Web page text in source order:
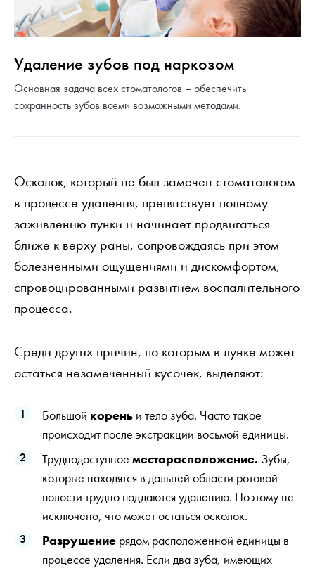
Удаление зубов под наркозом
Основная задача всех стоматологов – обеспечить
сохранность зубов всеми возможными методами.
Осколок, который не был замечен стоматологом
в процессе удаления, препятствует полному
заживлению лунки и начинает продвигаться
ближе к верху раны, сопровождаясь при этом
болезненными ощущениями и дискомфортом,
спровоцированными развитием воспалительного
процесса.
Среди других причин, по которым в лунке может
остаться незамеченный кусочек, выделяют:
Большой корень и тело зуба. Часто такое
происходит после экстракции восьмой единицы.
Труднодоступное месторасположение. Зубы,
которые находятся в дальней области ротовой
полости трудно поддаются удалению. Поэтому не
исключено, что может остаться осколок.
Разрушение рядом расположенной единицы в
процессе удаления. Если два зуба, имеющих